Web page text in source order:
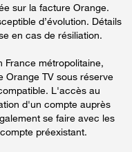
sur la facture Orange.
d’évolution. Détails
en cas de résiliation.
France métropolitaine,
Orange TV sous réserve
L'accès au
d'un compte auprès
se faire avec les
préexistant.